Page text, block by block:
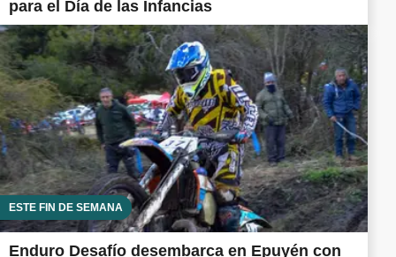
para el Día de las Infancias
ESTE FIN DE SEMANA
Enduro Desafío desembarca en Epuyén con